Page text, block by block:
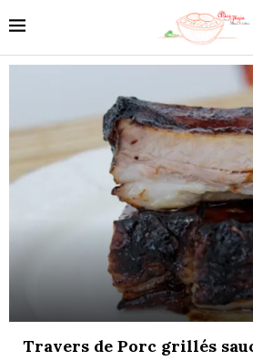
Travers de Porc grillés